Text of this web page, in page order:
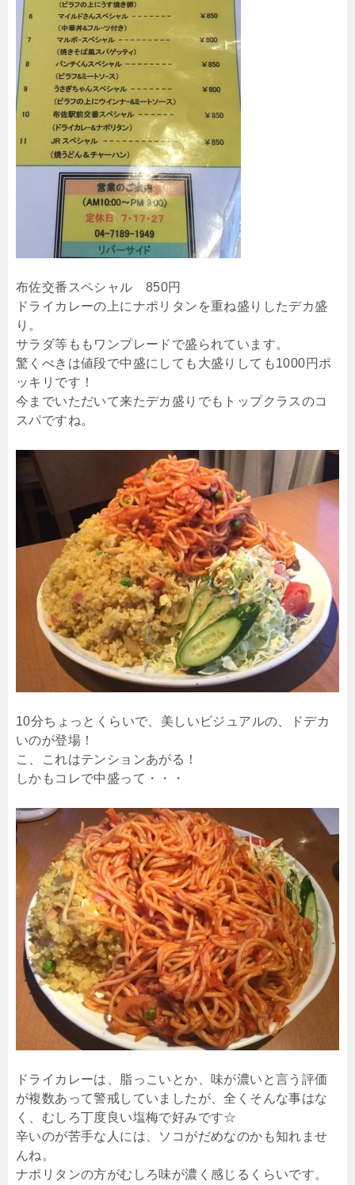
布佐交番スペシャル 850円
ドライカレーの上にナポリタンを重ね盛りしたデカ盛
り。
サラダ等ももワンプレードで盛られています。
驚くべきは値段で中盛にしても大盛りしても1000円ポ
ッキリです！
今までいただいて来たデカ盛りでもトップクラスのコ
スパですね。
10分ちょっとくらいで、美しいビジュアルの、ドデカ
いのが登場！
こ、これはテンションあがる！
しかもコレで中盛って・・・
ドライカレーは、脂っこいとか、味が濃いと言う評価
が複数あって警戒していましたが、全くそんな事はな
く、むしろ丁度良い塩梅で好みです☆
辛いのが苦手な人には、ソコがだめなのかも知れませ
んね。
ナポリタンの方がむしろ味が濃く感じるくらいです。